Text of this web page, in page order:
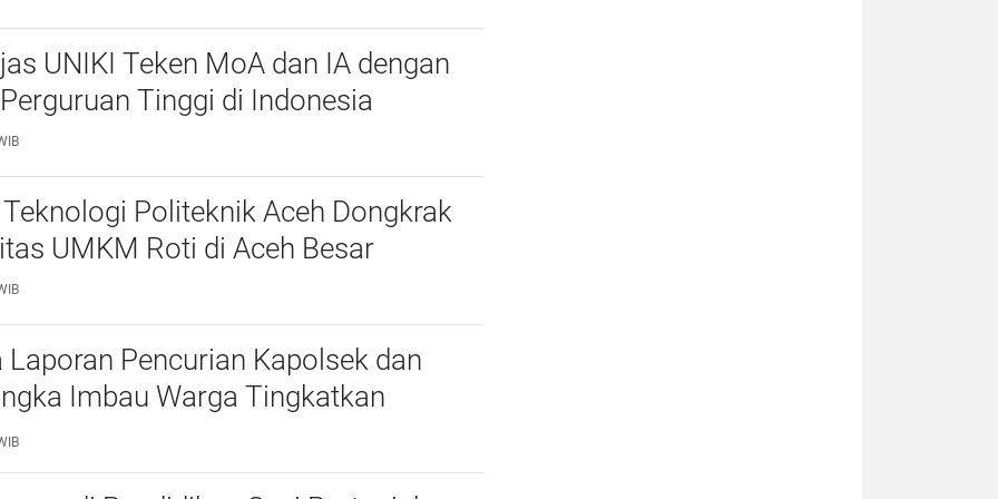
UNIKI Teken MoA dan IA dengan
Tinggi di Indonesia
Politeknik Aceh Dongkrak
UMKM Roti di Aceh Besar
Laporan Pencurian Kapolsek dan
Imbau Warga Tingkatkan